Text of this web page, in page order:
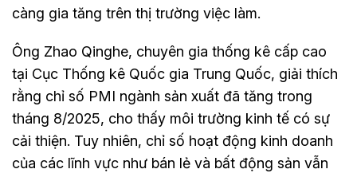
càng gia tăng trên thị trường việc làm.
Ông Zhao Qinghe, chuyên gia thống kê cấp cao
tại Cục Thống kê Quốc gia Trung Quốc, giải thích
rằng chỉ số PMI ngành sản xuất đã tăng trong
tháng 8/2025, cho thấy môi trường kinh tế có sự
cải thiện. Tuy nhiên, chỉ số hoạt động kinh doanh
của các lĩnh vực như bán lẻ và bất động sản vẫn